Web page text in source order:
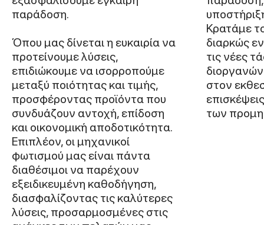
παράδοση.
Όπου μας δίνεται η ευκαιρία να
προτείνουμε λύσεις,
επιδιώκουμε να ισορροπούμε
μεταξύ ποιότητας και τιμής,
προσφέροντας προϊόντα που
συνδυάζουν αντοχή, επίδοση
και οικονομική αποδοτικότητα.
Επιπλέον, οι μηχανικοί
φωτισμού μας είναι πάντα
διαθέσιμοι να παρέχουν
εξειδικευμένη καθοδήγηση,
διασφαλίζοντας τις καλύτερες
λύσεις, προσαρμοσμένες στις
Κρατάμε
διαρκώς
τις νέες
στον
των